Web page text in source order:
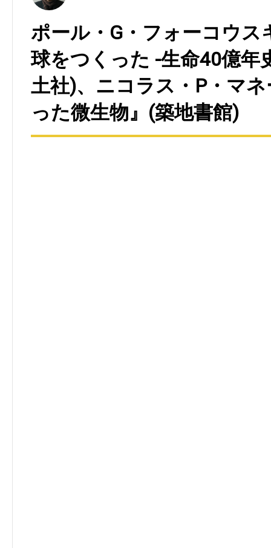
ポール・G・フォーコウス
球をつくった -生命40億年
土社)、ニコラス・P・マ
った微生物』(築地書館)